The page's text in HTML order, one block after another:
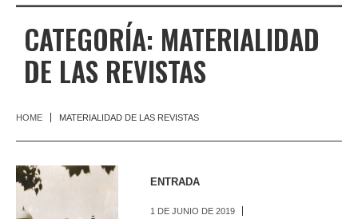
CATEGORÍA: MATERIALIDAD
DE LAS REVISTAS
HOME MATERIALIDAD DE LAS REVISTAS
ENTRADA
1 DE JUNIO DE 2019